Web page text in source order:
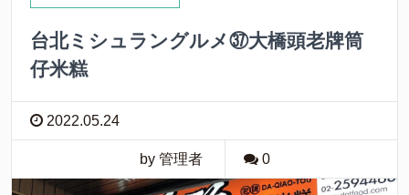
台北ミシュラングルメ㊲大橋頭老牌筒
仔米糕
2022.05.24
by 管理者 0